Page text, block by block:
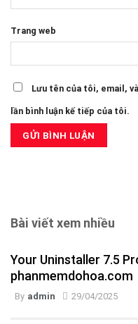
Trang web
Lưu tên của tôi, email,
lần bình luận kế tiếp của tôi.
Bài viết xem nhiều
Your Uninstaller 7.5
phanmemdohoa.com
By admin 29/04/2025